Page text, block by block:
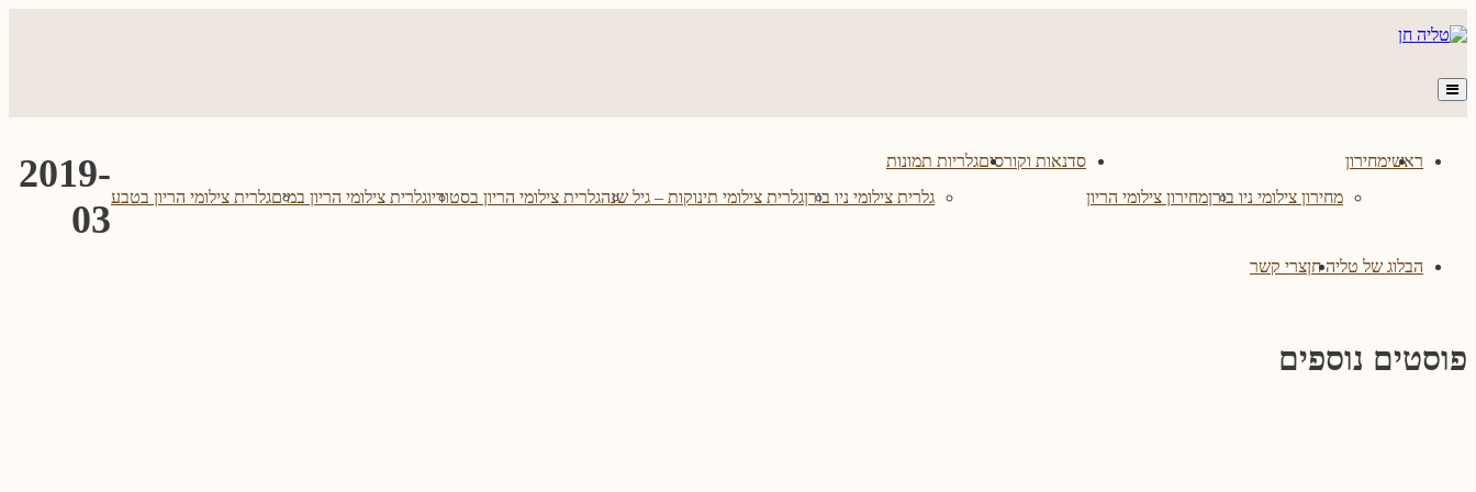
to
ראשימחירון
מחירון צילומי ניו בורןמחירון צילומי הריון
סדנאות וקורסיםגלריות תמונות
גלרית צילומי ניו בורןגלרית צילומי תינוקות – גיל שנהגלרית צילומי הריון בסטודיוגלרית צילומי הריון במיםגלרית צילומי הריון בטבע
הבלוג של טליה חןצרי קשר
2019-
03
פוסטים נוספים